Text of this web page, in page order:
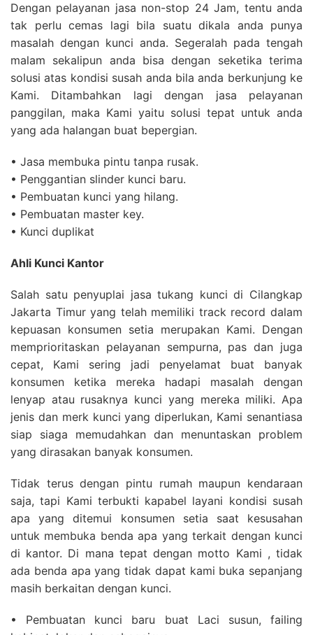
Dengan pelayanan jasa non-stop 24 Jam, tentu anda
tak perlu cemas lagi bila suatu dikala anda punya
masalah dengan kunci anda. Segeralah pada tengah
malam sekalipun anda bisa dengan seketika terima
solusi atas kondisi susah anda bila anda berkunjung ke
Kami. Ditambahkan lagi dengan jasa pelayanan
panggilan, maka Kami yaitu solusi tepat untuk anda
yang ada halangan buat bepergian.
• Jasa membuka pintu tanpa rusak.
• Penggantian slinder kunci baru.
• Pembuatan kunci yang hilang.
• Pembuatan master key.
• Kunci duplikat
Ahli Kunci Kantor
Salah satu penyuplai jasa tukang kunci di Cilangkap
Jakarta Timur yang telah memiliki track record dalam
kepuasan konsumen setia merupakan Kami. Dengan
memprioritaskan pelayanan sempurna, pas dan juga
cepat, Kami sering jadi penyelamat buat banyak
konsumen ketika mereka hadapi masalah dengan
lenyap atau rusaknya kunci yang mereka miliki. Apa
jenis dan merk kunci yang diperlukan, Kami senantiasa
siap siaga memudahkan dan menuntaskan problem
yang dirasakan banyak konsumen.
Tidak terus dengan pintu rumah maupun kendaraan
saja, tapi Kami terbukti kapabel layani kondisi susah
apa yang ditemui konsumen setia saat kesusahan
untuk membuka benda apa yang terkait dengan kunci
di kantor. Di mana tepat dengan motto Kami , tidak
ada benda apa yang tidak dapat kami buka sepanjang
masih berkaitan dengan kunci.
• Pembuatan kunci baru buat Laci susun, failing